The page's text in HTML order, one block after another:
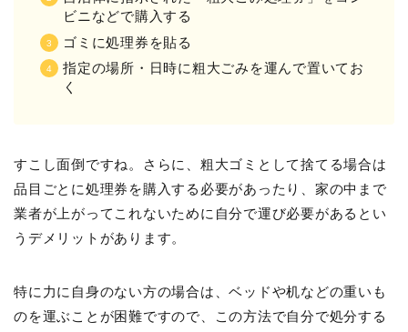
ビニなどで購入する
ゴミに処理券を貼る
指定の場所・日時に粗大ごみを運んで置いてお
く
すこし面倒ですね。さらに、粗大ゴミとして捨てる場合は
品目ごとに処理券を購入する必要があったり、家の中まで
業者が上がってこれないために自分で運び必要があるとい
うデメリットがあります。
特に力に自身のない方の場合は、ベッドや机などの重いも
のを運ぶことが困難ですので、この方法で自分で処分する